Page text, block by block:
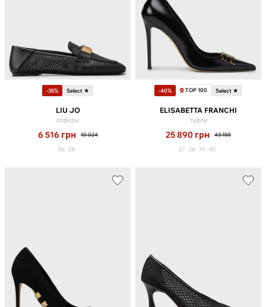
-35% Select ★
LIU JO
лоферы
6 516 грн 10 024
36 38
-40% TOP 100 Select ★
ELISABETTA FRANCHI
туфли
25 890 грн 43 150
37 38 39 40